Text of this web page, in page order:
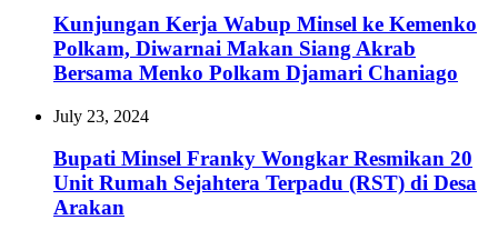
Kunjungan Kerja Wabup Minsel ke Kemenko
Polkam, Diwarnai Makan Siang Akrab
Bersama Menko Polkam Djamari Chaniago
July 23, 2024
Bupati Minsel Franky Wongkar Resmikan 20
Unit Rumah Sejahtera Terpadu (RST) di Desa
Arakan